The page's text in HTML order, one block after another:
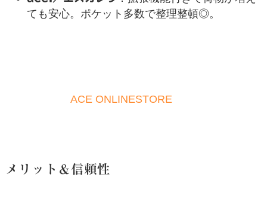
ても安心。ポケット多数で整理整頓◎。
ACE ONLINESTORE
メリット＆信頼性